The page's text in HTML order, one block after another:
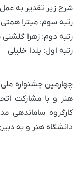
شرح زیر تقدیر به
رتبه سوم: میترا
رتبه دوم: زهرا گلشنی
رتبه اول: یلدا خلیلی
چهارمین جشنواره
هنر و با مشارکت
کارگروه ساماندهی
دانشگاه هنر و به